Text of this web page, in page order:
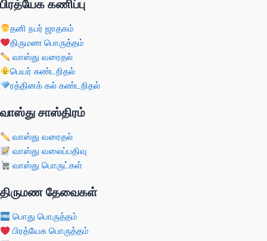
பிரத்யேக கணிப்பு
தனி நபர் ஜாதகம்
திருமண பொருத்தம்
வாஸ்து வரைதல்
பெயர் கண்டறிதல்
ரத்தினக் கல் கண்டறிதல்
வாஸ்து சாஸ்திரம்
வாஸ்து வரைதல்
வாஸ்து வலைப்பதிவு
வாஸ்து பொருட்கள்
திருமண தேவைகள்
பொது பொருத்தம்
பிரத்யேக பொருத்தம்